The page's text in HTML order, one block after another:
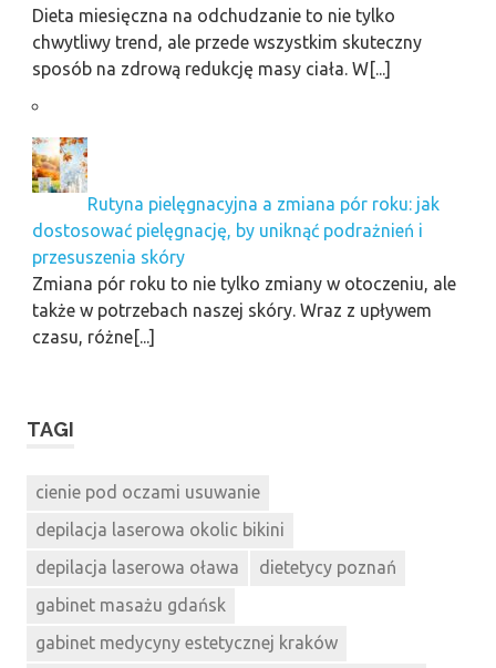
Dieta miesięczna na odchudzanie to nie tylko
chwytliwy trend, ale przede wszystkim skuteczny
sposób na zdrową redukcję masy ciała. W[...]
Rutyna pielęgnacyjna a zmiana pór roku: jak
dostosować pielęgnację, by uniknąć podrażnień i
przesuszenia skóry
Zmiana pór roku to nie tylko zmiany w otoczeniu, ale
także w potrzebach naszej skóry. Wraz z upływem
czasu, różne[...]
TAGI
cienie pod oczami usuwanie
depilacja laserowa okolic bikini
depilacja laserowa oława
dietetycy poznań
gabinet masażu gdańsk
gabinet medycyny estetycznej kraków